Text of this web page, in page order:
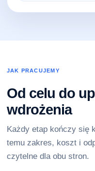
JAK PRACUJEMY
Od celu do
wdrożenia
Każdy etap kończy się
temu zakres, koszt i
czytelne dla obu stron.